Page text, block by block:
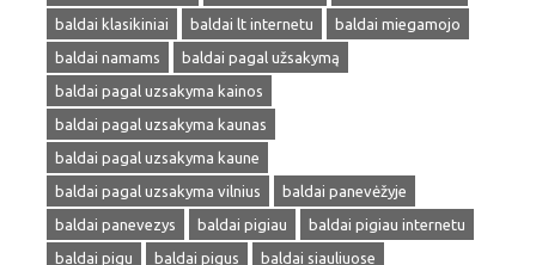
baldai klasikiniai
baldai lt internetu
baldai miegamojo
baldai namams
baldai pagal užsakymą
baldai pagal uzsakyma kainos
baldai pagal uzsakyma kaunas
baldai pagal uzsakyma kaune
baldai pagal uzsakyma vilnius
baldai panevėžyje
baldai panevezys
baldai pigiau
baldai pigiau internetu
baldai pigu
baldai pigus baldai siauliuose